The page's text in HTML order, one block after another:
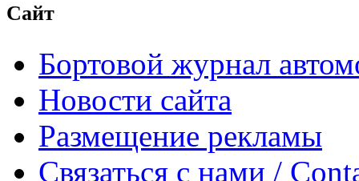
Сайт
Бортовой журнал
Новости сайта
Размещение рекламы
Связаться с нами /